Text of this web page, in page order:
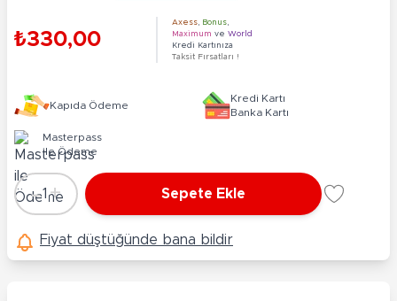
₺330,00
Axess Bonus
Maximum ve World
Kredi Kartınıza
Taksit Fırsatları !
Kapıda Ödeme
Kredi Kartı
Banka Kartı
Masterpass
ile Ödeme
Adet
-1 + Sepete Ekle
Fiyat düştüğünde bana bildir